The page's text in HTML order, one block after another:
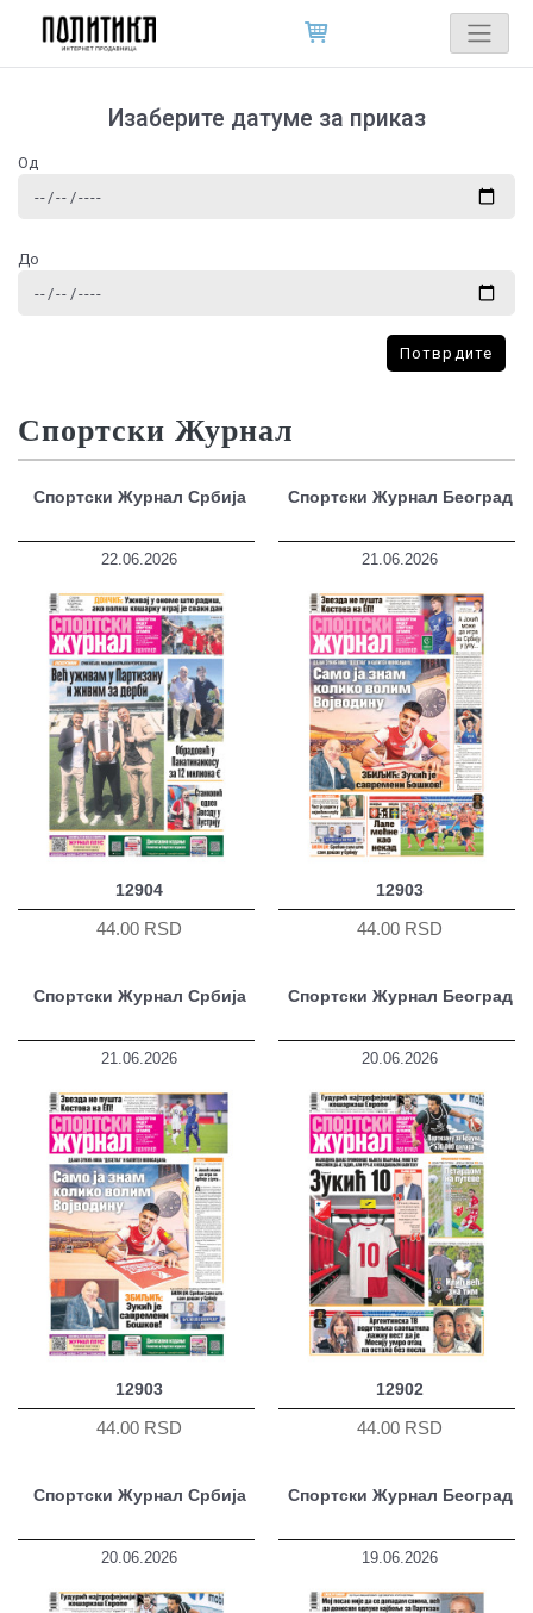
Изаберите датуме за приказ
Од
До
Потврдите
Спортски Журнал
Спортски Журнал Србија
22.06.2026
12904
44.00 RSD
Спортски Журнал Београд
21.06.2026
12903
44.00 RSD
Спортски Журнал Србија
21.06.2026
12903
44.00 RSD
Спортски Журнал Београд
20.06.2026
12902
44.00 RSD
Спортски Журнал Србија
20.06.2026
Спортски Журнал Београд
19.06.2026